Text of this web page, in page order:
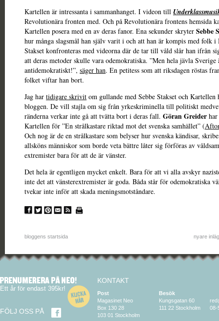
Kartellen är intressanta i sammanhanget. I videon till
Revolutionära fronten med. Och på Revolutionära frontens hemsida
Kartellen posera med en av deras fanor. Ena sekunder skryter Sebbe
hur många slagsmål han själv varit i och att han är kompis med folk i
Stakset konfronteras med videorna där de tar till våld slår han ifrån
att deras metoder skulle vara odemokratiska. ”Men hela jävla Sverige
antidemokratiskt!”, säger han. En petitess som att riksdagen röstas
folket viftar han bort.
Jag har tidigare skrivit om gullande med Sebbe Stakset och Kartellen
bloggen. De vill stajla om sig från yrkeskriminella till politiskt
ränderna verkar inte gå att tvätta bort i deras fall. Göran Greider
Kartellen för ”En strålkastare riktad mot det svenska samhället” (
Och nog är de en strålkastare som belyser hur svenska kändisar,
allsköns människor som borde veta bättre låter sig förföras av
extremister bara för att de är vänster.
Det hela är egentligen mycket enkelt. Bara för att vi alla avskyr
inte det att vänsterextremister är goda. Båda står för odemokratiska
tvekar inte inför att skada meningsmotståndare.
bloggens startsida nyare
Ett år för endast 395kr!
FÖLJ OSS PÅ
KONTAKT
Post
Magasinet Neo
Box 130 28
103 01 Stockholm
Besök
Kungsgatan 60
111 22 Stockholm
08-